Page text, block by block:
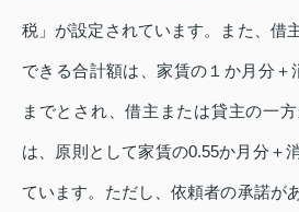
税」が設定されています。また、借
できる合計額は、家賃の１か月分＋
までとされ、借主または貸主の一
は、原則として家賃の0.55か月分＋
ています。ただし、依頼者の承諾が